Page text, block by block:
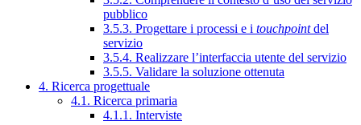
pubblico
3.5.3. Progettare i processi e i touchpointdel
servizio
3.5.4. Realizzare l’interfaccia utente del servizio
3.5.5. Validare la soluzione ottenuta
4. Ricerca progettuale
4.1. Ricerca primaria
4.1.1. Interviste